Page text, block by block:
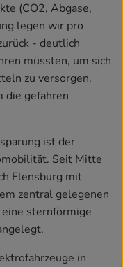
(CO2, Abgase,
legen wir pro
- deutlich
müssten, um sich
zu versorgen.
die gefahren
ist der
Seit Mitte
Flensburg mit
zentral gelegenen
sternförmige
in